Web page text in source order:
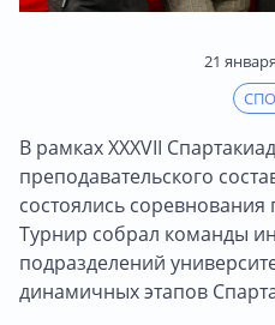
21
В рамках XXXVII
преподавательского
состоялись
Турнир собрал команды
подразделений
динамичных этапов